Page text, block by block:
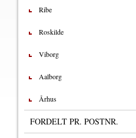
Ribe
Roskilde
Viborg
Aalborg
Århus
FORDELT PR. POSTNR.